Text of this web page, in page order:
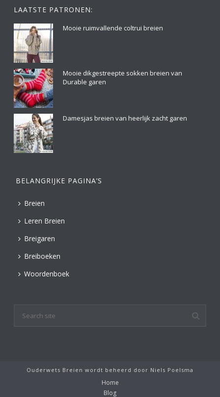
LAATSTE PATRONEN:
Mooie ruimvallende coltrui breien
Mooie dikgestreepte sokken breien van
Durable garen
Damesjas breien van heerlijk zacht garen
BELANGRIJKE PAGINA’S
Breien
Leren Breien
Breigaren
Breiboeken
Woordenboek
Ouderwets Breien wordt beheerd door Niels Poelsma
Home
Blog